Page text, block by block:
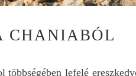
CHANIABÓL
lefelé